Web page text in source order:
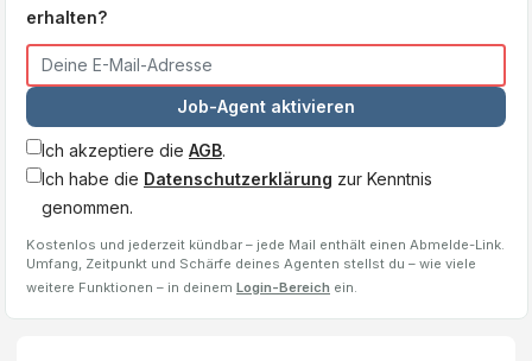
erhalten?
Job-Agent aktivieren
Ich akzeptiere die AGB.
Ich habe die Datenschutzerklärung zur Kenntnis
genommen.
Kostenlos und jederzeit kündbar – jede Mail enthält einen Abmelde-Link.
Umfang, Zeitpunkt und Schärfe deines Agenten stellst du – wie viele
weitere Funktionen – in deinem Login-Bereich ein.